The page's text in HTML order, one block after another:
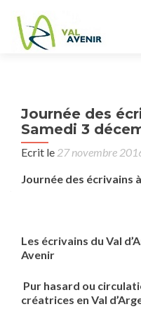
Journée des
Samedi 3
Ecrit le 27 novembre
Journée des écrivains
Les écrivains du Val
Avenir
Pur hasard ou
créatrices en Val